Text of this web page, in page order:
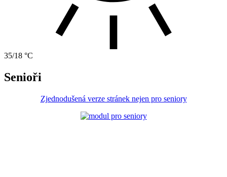
35/18 °C
Senioři
Zjednodušená verze stránek nejen pro seniory